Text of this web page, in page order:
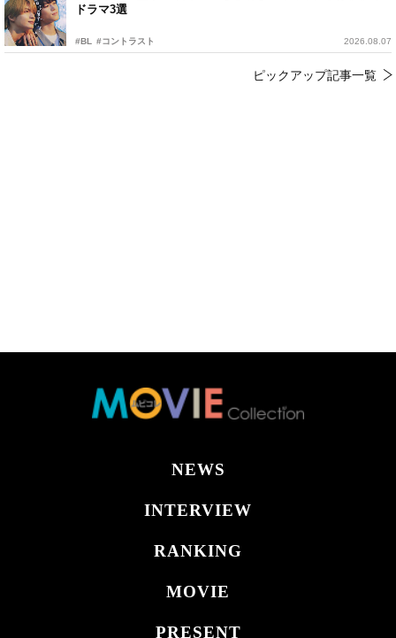
ドラマ3選
#BL #コントラスト 2026.08.07
ピックアップ記事一覧
NEWS
INTERVIEW
RANKING
MOVIE
PRESENT